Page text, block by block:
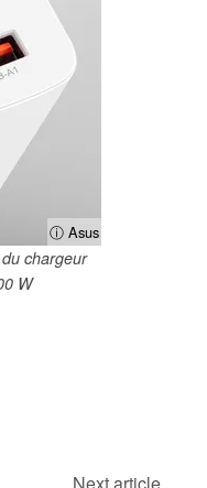
ⓘ Asus
chargeur
W
Next article